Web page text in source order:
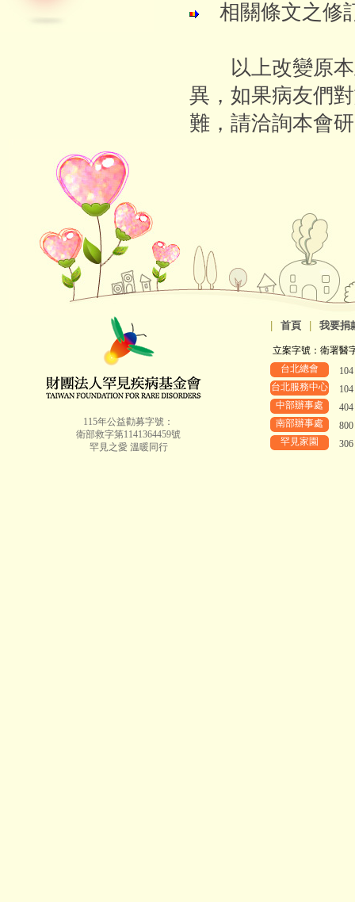
相關條文之修
以上改變原本
異，如果病友們
難，請洽詢本會
115年公益勸募字號：
衛部救字第1141364459號
罕見之愛 溫暖同行
首頁 我要捐
立案字號：衛署醫
台北總會
台北服務中心
中部辦事處
南部辦事處
罕見家園